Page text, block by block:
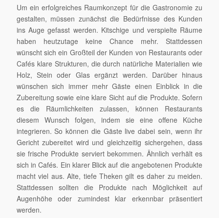
Um ein erfolgreiches Raumkonzept für die Gastronomie zu
gestalten, müssen zunächst die Bedürfnisse des Kunden
ins Auge gefasst werden. Kitschige und verspielte Räume
haben heutzutage keine Chance mehr. Stattdessen
wünscht sich ein Großteil der Kunden von Restaurants oder
Cafés klare Strukturen, die durch natürliche Materialien wie
Holz, Stein oder Glas ergänzt werden. Darüber hinaus
wünschen sich immer mehr Gäste einen Einblick in die
Zubereitung sowie eine klare Sicht auf die Produkte. Sofern
es die Räumlichkeiten zulassen, können Restaurants
diesem Wunsch folgen, indem sie eine offene Küche
integrieren. So können die Gäste live dabei sein, wenn ihr
Gericht zubereitet wird und gleichzeitig sichergehen, dass
sie frische Produkte serviert bekommen. Ähnlich verhält es
sich in Cafés. Ein klarer Blick auf die angebotenen Produkte
macht viel aus. Alte, tiefe Theken gilt es daher zu meiden.
Stattdessen sollten die Produkte nach Möglichkeit auf
Augenhöhe oder zumindest klar erkennbar präsentiert
werden.